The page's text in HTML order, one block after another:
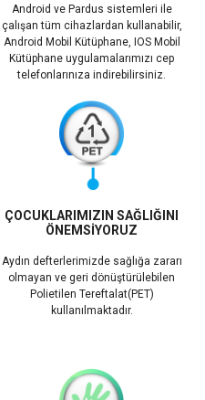
Android ve Pardus sistemleri ile
çalışan tüm cihazlardan kullanabilir,
Android Mobil Kütüphane, IOS Mobil
Kütüphane uygulamalarımızı cep
telefonlarınıza indirebilirsiniz.
ÇOCUKLARIMIZIN SAĞLIĞINI
ÖNEMSİYORUZ
Aydın defterlerimizde sağlığa zararı
olmayan ve geri dönüştürülebilen
Polietilen Tereftalat(PET)
kullanılmaktadır.